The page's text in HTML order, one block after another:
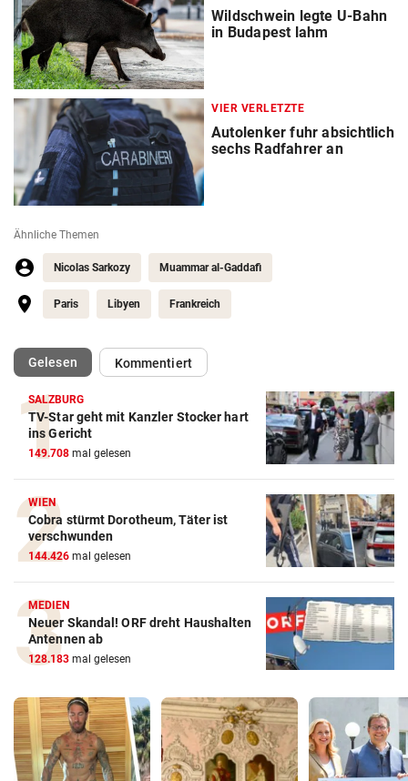
Wildschwein legte U-Bahn
in Budapest lahm
VIER VERLETZTE
Autolenker fuhr absichtlich
sechs Radfahrer an
Ähnliche Themen
Nicolas Sarkozy Muammar al-Gaddafi
Paris Libyen Frankreich
Gelesen(ausgewählt)Kommentiert
SALZBURG
TV-Star geht mit Kanzler Stocker hart
ins Gericht
149.708 mal gelesen
WIEN
Cobra stürmt Dorotheum, Täter ist
verschwunden
144.426 mal gelesen
MEDIEN
Neuer Skandal! ORF dreht Haushalten
Antennen ab
128.183 mal gelesen